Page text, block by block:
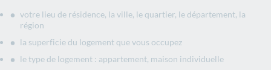
votre lieu de résidence, la ville, le quartier, le département, la
région
la superficie du logement que vous occupez
le type de logement : appartement, maison individuelle